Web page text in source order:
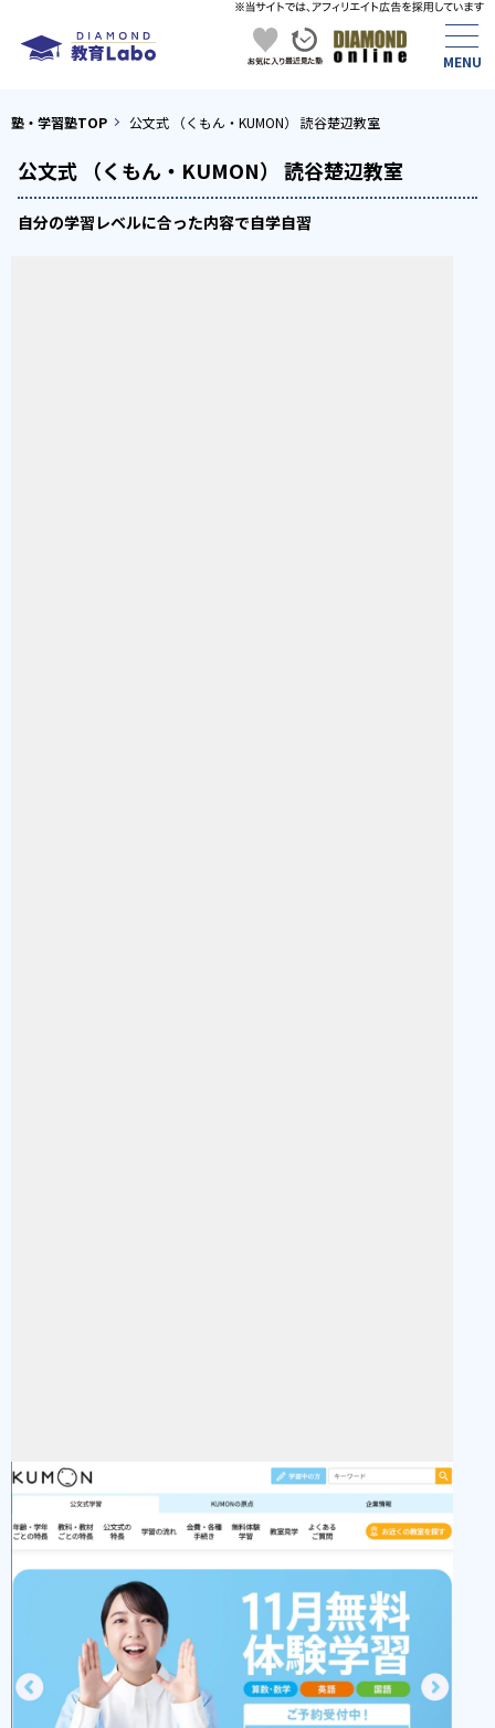
塾・学習塾TOP 公文式 （くもん・KUMON） 読谷楚辺教室
公文式 （くもん・KUMON） 読谷楚辺教室
自分の学習レベルに合った内容で自学自習